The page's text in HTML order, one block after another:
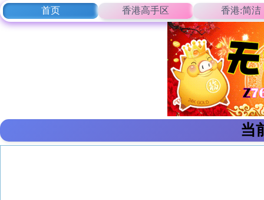
首页 香港高手区 香港:简洁
当